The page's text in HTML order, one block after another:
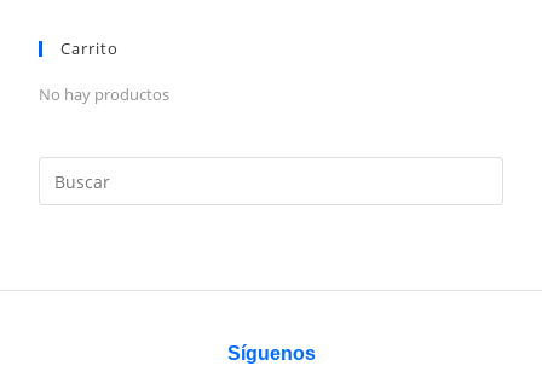
Carrito
No hay productos
Síguenos